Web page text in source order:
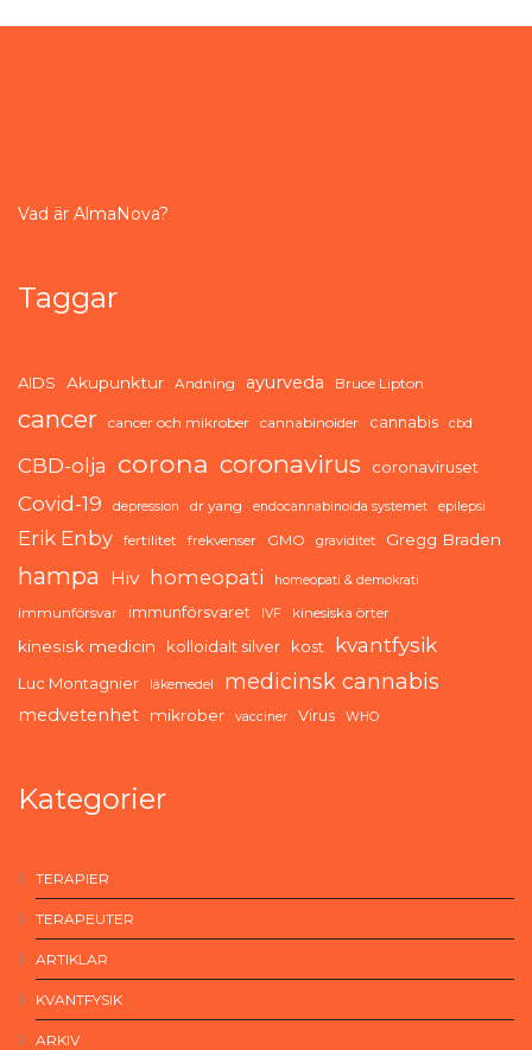
Vad är AlmaNova?
Taggar
AIDS Akupunktur Andning ayurveda Bruce Lipton
cancer cancer och mikrober cannabinoider cannabis cbd
CBD-olja corona coronavirus coronaviruset
Covid-19 depression dr yang endocannabinoida systemet epilepsi
Erik Enby fertilitet frekvenser GMO graviditet Gregg Braden
hampa Hiv homeopati homeopati & demokrati
immunförsvar immunförsvaret IVF kinesiska örter
kinesisk medicin kolloidalt silver kost kvantfysik
Luc Montagnier läkemedel medicinsk cannabis
medvetenhet mikrober vacciner Virus WHO
Kategorier
TERAPIER
TERAPEUTER
ARTIKLAR
KVANTFYSIK
ARKIV